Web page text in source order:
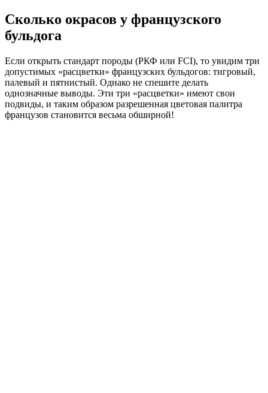
Сколько окрасов у французского
бульдога
Если открыть стандарт породы (РКФ или FCI), то увидим три
допустимых «расцветки» французских бульдогов: тигровый,
палевый и пятнистый. Однако не спешите делать
однозначные выводы. Эти три «расцветки» имеют свои
подвиды, и таким образом разрешенная цветовая палитра
французов становится весьма обширной!